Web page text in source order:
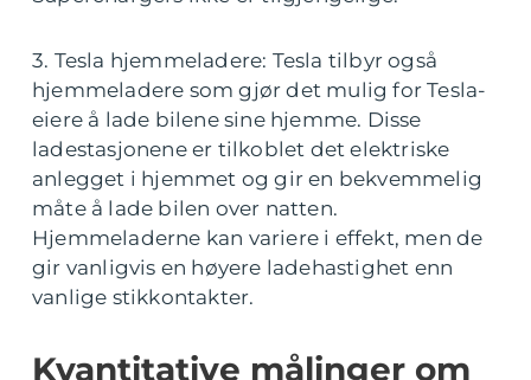
3. Tesla hjemmeladere: Tesla tilbyr også
hjemmeladere som gjør det mulig for Tesla-
eiere å lade bilene sine hjemme. Disse
ladestasjonene er tilkoblet det elektriske
anlegget i hjemmet og gir en bekvemmelig
måte å lade bilen over natten.
Hjemmeladerne kan variere i effekt, men de
gir vanligvis en høyere ladehastighet enn
vanlige stikkontakter.
Kvantitative målinger om